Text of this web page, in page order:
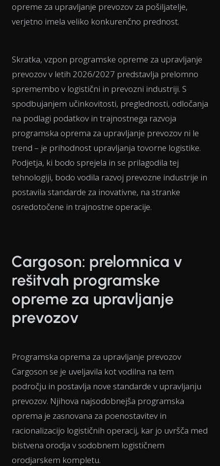
opreme za upravljanje prevozov za pošiljatelje,
verjetno imela veliko konkurenčno prednost.
Skratka, vzpon programske opreme za upravljanje
prevozov v letih 2026/2027 predstavlja prelomno
spremembo v logistični in prevozni industriji. S
spodbujanjem učinkovitosti, preglednosti, odločanja
na podlagi podatkov in trajnostnega razvoja
programska oprema za upravljanje prevozov ni le
trend – je prihodnost upravljanja tovorne logistike.
Podjetja, ki bodo sprejela in se prilagodila tej
tehnologiji, bodo vodila razvoj prevozne industrije in
postavila standarde za inovativne, na stranke
osredotočene in trajnostne operacije.
Cargoson: prelomnica v
rešitvah programske
opreme za upravljanje
prevozov
Programska oprema za upravljanje prevozov
Cargoson se je uveljavila kot vodilna na tem
področju in postavlja nove standarde v upravljanju
prevozov. Njihova najsodobnejša programska
oprema je zasnovana za poenostavitev in
racionalizacijo logističnih operacij, kar jo uvršča med
bistvena orodja v sodobnem logističnem
orodjarskem kompletu.